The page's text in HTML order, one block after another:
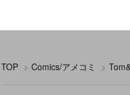
TOP > Comics/アメコミ >